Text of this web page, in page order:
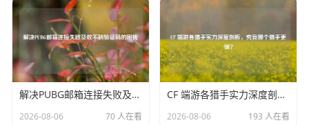
升账号等级和成就的玩家，看到账号价值不如从前，可能会
对自己在游戏世界中的付出产生质疑，账号价值降低也可能
影响玩家未来的交易行为，如果想要出售账号，可能无法获
得理想的价格；而如果想要购买新的账号,可能会发现同样的
预算能够买到更好的账号。
对于 Steam 账号交易市场来说，账号价值降低导致市场活跃
解决PUBG邮箱连接失败及收不到验证码的困扰
2026-08-06 70 人在看
CF 端游各猎手实力深度剖析，究竟哪个猎手更强？
2026-08-06 193 人在看